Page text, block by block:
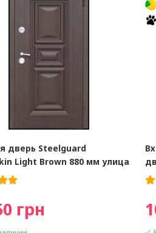
дверь Steelguard
Light Brown 880 мм улица
грн